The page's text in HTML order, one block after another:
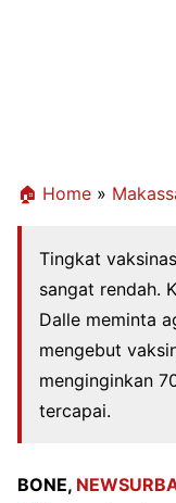
🏠 Home »
Tingkat
sangat rendah.
Dalle meminta
mengebut
menginginkan
tercapai.
BONE,